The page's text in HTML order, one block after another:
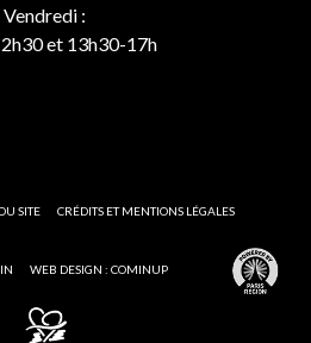
Vendredi :
et 13h30-17h
SITE CRÉDITS ET MENTIONS LÉGALES
WEB DESIGN : COMINUP